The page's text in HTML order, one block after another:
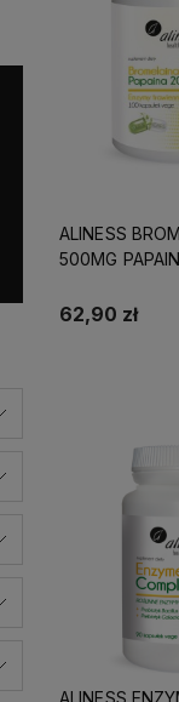
polskim rynku.
ALINESS
500MG
62,90 zł
ALINESS